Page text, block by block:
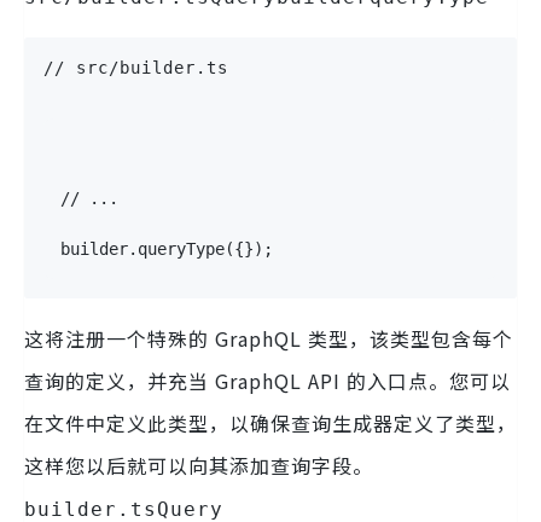
// src/builder.ts
// ...
builder. queryType({});
这将注册一个特殊的 GraphQL 类型，该类型包含每个
查询的定义，并充当 GraphQL API 的入口点。您可以
在文件中定义此类型，以确保查询生成器定义了类型，
这样您以后就可以向其添加查询字段。
builder.ts Query